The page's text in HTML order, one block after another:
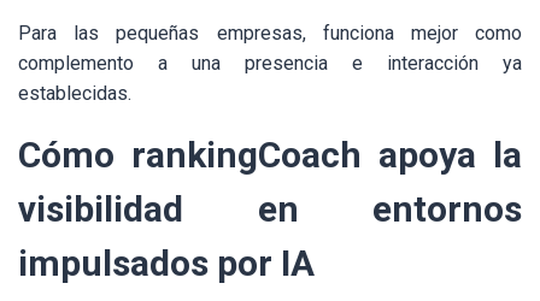
Para las pequeñas empresas, funciona mejor como
complemento a una presencia e interacción ya
establecidas.
Cómo rankingCoach apoya la
visibilidad en entornos
impulsados por IA